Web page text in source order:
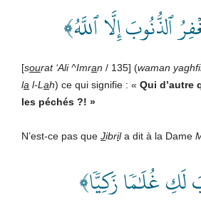
ٱلذُّنُوبَ إِلَّا ٱللَّهُ﴾
[sourat ‘Ali ^Imran / 135] (waman
la l-L ah) ce qui signifie : « Qui d’autre
les péchés ?! »
N’est-ce pas que Jibrila dit à la Dame
لَكِ غُلَٰمٗا زَكِيّٗا﴾